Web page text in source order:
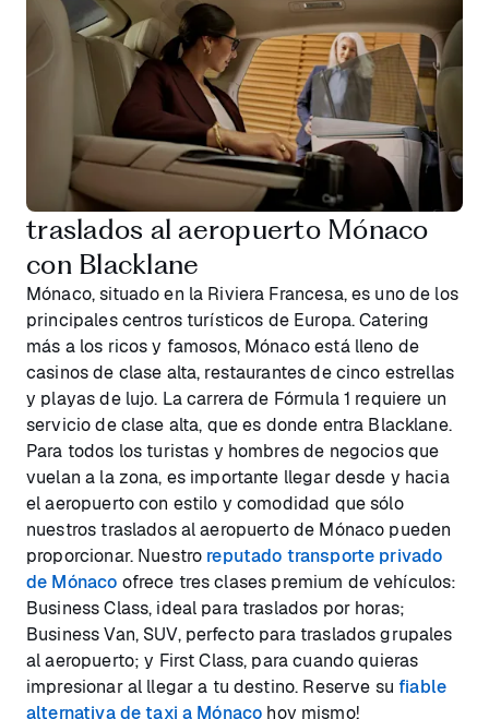
traslados al aeropuerto Mónaco
con Blacklane
Mónaco, situado en la Riviera Francesa, es uno de los
principales centros turísticos de Europa. Catering
más a los ricos y famosos, Mónaco está lleno de
casinos de clase alta, restaurantes de cinco estrellas
y playas de lujo. La carrera de Fórmula 1 requiere un
servicio de clase alta, que es donde entra Blacklane.
Para todos los turistas y hombres de negocios que
vuelan a la zona, es importante llegar desde y hacia
el aeropuerto con estilo y comodidad que sólo
nuestros traslados al aeropuerto de Mónaco pueden
proporcionar. Nuestro reputado transporte privado
de Mónaco ofrece tres clases premium de vehículos:
Business Class, ideal para traslados por horas;
Business Van, SUV, perfecto para traslados grupales
al aeropuerto; y First Class, para cuando quieras
impresionar al llegar a tu destino. Reserve sufiable
alternativa de taxi a Mónaco hoy mismo!